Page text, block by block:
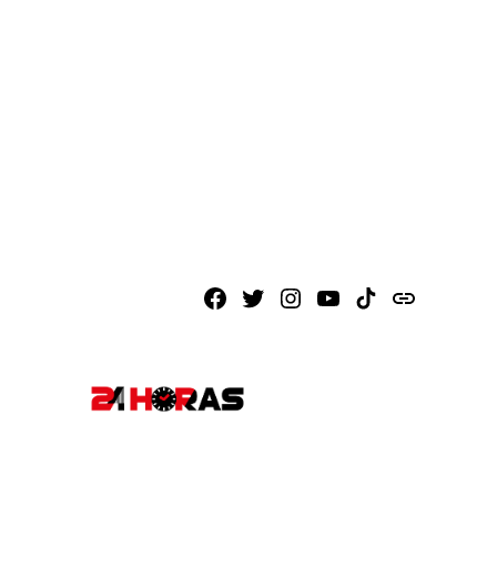
Facebook
X Instagram
Youtube
TikTok
issuu